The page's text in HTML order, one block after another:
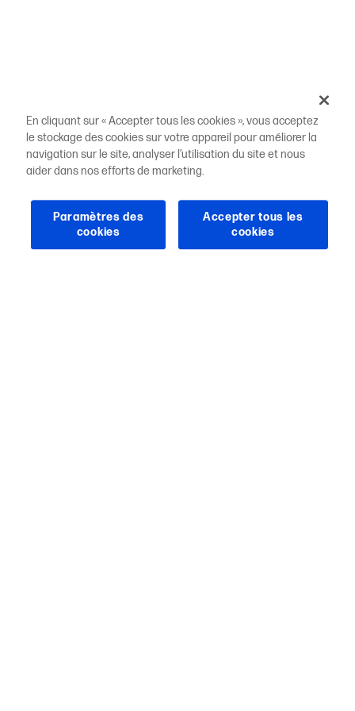
En cliquant sur « Accepter tous les cookies », vous acceptez
le stockage des cookies sur votre appareil pour améliorer la
navigation sur le site, analyser l’utilisation du site et nous
aider dans nos efforts de marketing.
Paramètres des
cookies
Accepter tous les
cookies